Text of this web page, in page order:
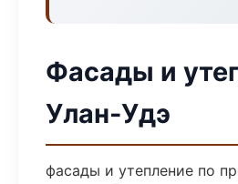
Фасады и
Улан-Удэ
фасады и утепление по